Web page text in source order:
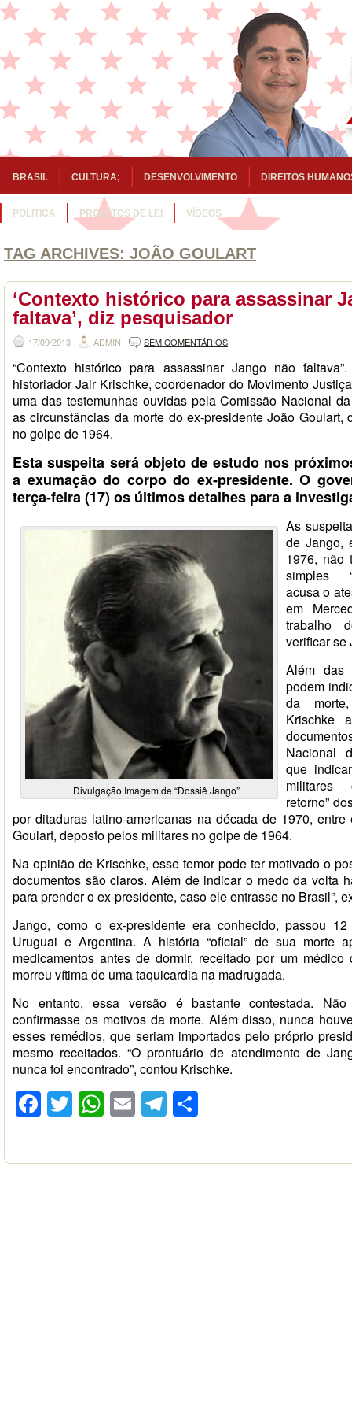
BRASIL CULTURA; DESENVOLVIMENTO DIREITOS
POLITICA PROJETOS DE LEI VÍDEOS
TAG ARCHIVES: JOÃO GOULART
‘Contexto histórico para assassinar
faltava’, diz pesquisador
17/09/2013 ADMIN SEM COMENTÁRIOS
“Contexto histórico para assassinar Jango não
historiador Jair Krischke, coordenador do Movimento
uma das testemunhas ouvidas pela Comissão Nacional
as circunstâncias da morte do ex-presidente João Goulart,
no golpe de 1964.
Esta suspeita será objeto de estudo nos
a exumação do corpo do ex-presidente. O
terça-feira (17) os últimos detalhes para a
Divulgação Imagem de “Dossiê Jango”
As
de Jango,
1976, não
simples
acusa o
em
trabalho
verificar se
Além das
podem
da
Krischke
Nacional
que
militares
retorno”
por ditaduras latino-americanas na década de 1970,
Goulart, deposto pelos militares no golpe de 1964.
Na opinião de Krischke, esse temor pode ter motivado o
documentos são claros. Além de indicar o medo da volta
para prender o ex-presidente, caso ele entrasse no Brasil”,
Jango, como o ex-presidente era conhecido, passou
Uruguai e Argentina. A história “oficial” de sua morte
medicamentos antes de dormir, receitado por um
morreu vítima de uma taquicardia na madrugada.
No entanto, essa versão é bastante contestada.
confirmasse os motivos da morte. Além disso, nunca
esses remédios, que seriam importados pelo próprio
mesmo receitados. “O prontuário de atendimento de
nunca foi encontrado”, contou Krischke.
Facebook
Twitter
WhatsApp
EmailTelegram